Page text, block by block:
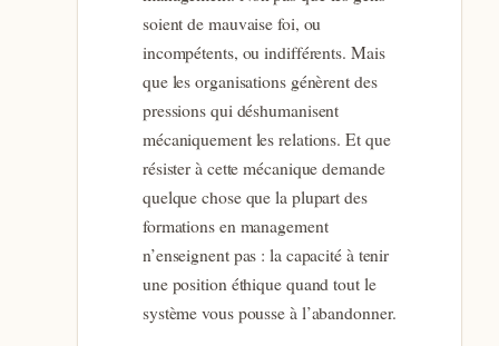
soient de mauvaise foi, ou
incompétents, ou indifférents. Mais
que les organisations génèrent des
pressions qui déshumanisent
mécaniquement les relations. Et que
résister à cette mécanique demande
quelque chose que la plupart des
formations en management
n’enseignent pas : la capacité à tenir
une position éthique quand tout le
système vous pousse à l’abandonner.